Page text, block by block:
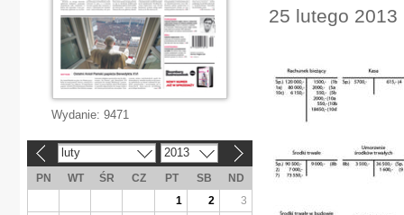
25 lutego 2013
Wydanie: 9471
luty 2013
PN WT ŚR CZ PT SB
ND
1
2
3